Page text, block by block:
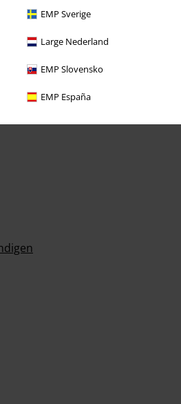
EMP Sverige
Large Nederland
EMP Slovensko
EMP España
Tag wieder erreichbar von 09:00